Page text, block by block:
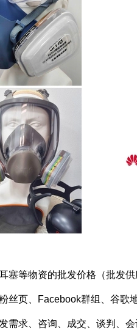
塞等物资的批发价格（批发供
丝页、Facebook群组、谷歌地
需求、咨询、成交、谈判、会